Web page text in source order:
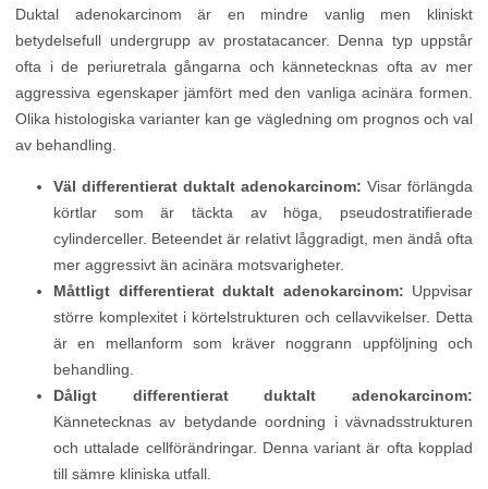
Duktal adenokarcinom är en mindre vanlig men kliniskt
betydelsefull undergrupp av prostatacancer. Denna typ uppstår
ofta i de periuretrala gångarna och kännetecknas ofta av mer
aggressiva egenskaper jämfört med den vanliga acinära formen.
Olika histologiska varianter kan ge vägledning om prognos och val
av behandling.
Väl differentierat duktalt adenokarcinom: Visar förlängda
körtlar som är täckta av höga, pseudostratifierade
cylinderceller. Beteendet är relativt låggradigt, men ändå ofta
mer aggressivt än acinära motsvarigheter.
Måttligt differentierat duktalt adenokarcinom: Uppvisar
större komplexitet i körtelstrukturen och cellavvikelser. Detta
är en mellanform som kräver noggrann uppföljning och
behandling.
Dåligt differentierat duktalt adenokarcinom:
Kännetecknas av betydande oordning i vävnadsstrukturen
och uttalade cellförändringar. Denna variant är ofta kopplad
till sämre kliniska utfall.